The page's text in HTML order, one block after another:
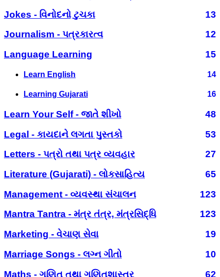
Jokes - વિનોદનો ટુચકા
13
Journalism - પત્રકારત્વ
12
Language Learning
15
Learn English 14
Learning Gujarati 16
Learn Your Self - જાતે શીખો
48
Legal - કાયદાને લગતા પુસ્તકો
53
Letters - પત્રો તથા પત્ર વ્યવહાર
27
Literature (Gujarati) - લોકસાહિત્ય
65
Management - વ્યવસ્થા સંચાલન
123
Mantra Tantra - મંત્ર તંત્ર, મંત્રસિદ્ધિ
123
Marketing - વેચાણ સેવા
19
Marriage Songs - લગ્ન ગીતો
10
Maths - ગણિત તથા ગણિતશાસ્ત્ર
62